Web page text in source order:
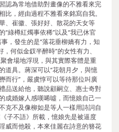
認為常地借助對畫像的不雅看來完
，經由過程不雅看來銘寫自我。
、崔徽、張好好、散花的天女等
綠樽紅燭事依稀”以及“我已休官
，發生的是“落花垂柳嬌有力，知
何似金釵半醉時”的女性有力、
會場地浮現，與其實際客體是重
道具。蔣深可以“花朝月夕，與憶
而行”，嚴虞惇可以等待那位叫廣
品送給他，聽說顧嗣立、惠士奇對
成婚嫁人感嘆唏噓，而憶娘自己一
克不及像柳如是等人一樣用詩詞自
子不語》所載，憶娘先是被逼度
威而他殺，本來佳麗在詩意的簪花